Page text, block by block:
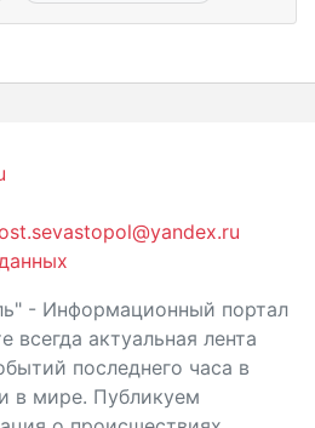
- Информационный портал
всегда актуальная лента
последнего часа в
в мире. Публикуем